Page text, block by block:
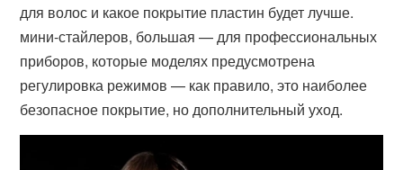
для волос и какое покрытие пластин будет лучше.
мини-стайлеров, большая — для профессиональных
приборов, которые моделях предусмотрена
регулировка режимов — как правило, это наиболее
безопасное покрытие, но дополнительный уход.